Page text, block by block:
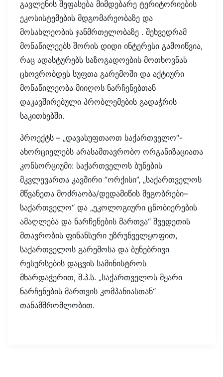
გავლენის შეფასება მიმდებარე ტერიტორიების
ეკოსისტემების მდგომარეობაზე და
მოსახლეობის ჯანმრთელობაზე . შეხვედრამ
მონაწილეებს შორის დიდი ინტერესი გამოიწვია,
რაც ადასტურებს საზოგადოების მოთხოვნას
ცხოვრობდეს სუფთა გარემოში და აქტიური
მონაწილეობა მიიღოს ნარჩენებთან
დაკავშირებული პრობლემების გადაჭრის
საკითხებში.
პროექტს – „დავასუფთაოთ საქართველო“-
ახორციელებს არასამთავრობო ორგანიზაციათა
კონსორციუმი: საქართველოს ბუნების
მკვლევართა კავშირი ”ორქისი”, „საქართველოს
მწვანეთა მოძრაობა/დედამიწის მეგობრები–
საქართველო“ და „ეკოლოგიური ცნობიერების
ამაღლება და ნარჩენების მართვა“ შვედეთის
მთავრობის ფინანსური უზრუნველყოფით,
საქართველოს გარემოსა და ბუნებრივი
რესურსების დაცვის სამინისტროს
მხარდაჭერით, შ.პ.ს. „საქართველოს მყარი
ნარჩენების მართვის კომპანიასთან“
თანამშრომლობით.